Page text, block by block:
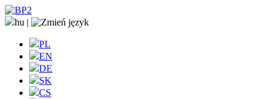
hu |
PL
EN
DE
SK
CS